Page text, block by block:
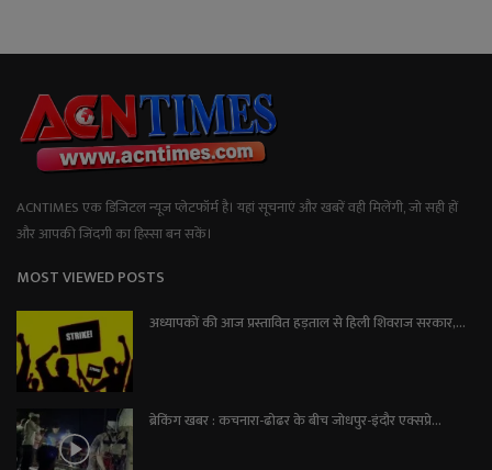
ACNTIMES एक डिजिटल न्यूज प्लेटफॉर्म है। यहां सूचनाएं और खबरें वही मिलेंगी, जो सही हों
और आपकी जिंदगी का हिस्सा बन सकें।
MOST VIEWED POSTS
अध्यापकों की आज प्रस्तावित हड़ताल से हिली शिवराज सरकार,...
ब्रेकिंग खबर : कचनारा-ढोढर के बीच जोधपुर-इंदौर एक्सप्रे...